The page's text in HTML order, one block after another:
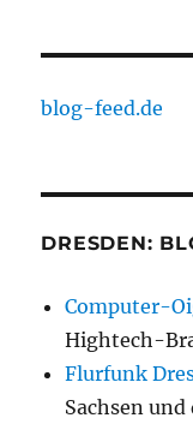
blog-feed.de
DRESDEN:
Computer-
Hightech-
Flurfunk
Sachsen